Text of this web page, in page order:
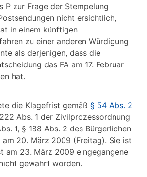
P zur Frage der Stempelung
nicht ersichtlich,
in einem künftigen
zu einer anderen Würdigung
als derjenigen, dass die
das FA am 17. Februar
hat.
die Klagefrist gemäß § 54 Abs. 2
Abs. 1 der Zivilprozessordnung
1, § 188 Abs. 2 des Bürgerlichen
am 20. März 2009 (Freitag). Sie ist
am 23. März 2009 eingegangene
gewahrt worden.